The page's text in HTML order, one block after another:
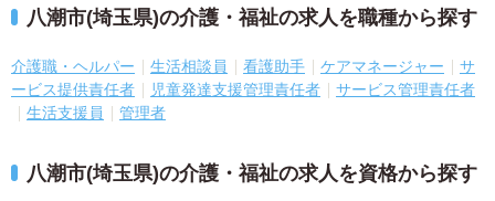
八潮市(埼玉県)の介護・福祉の求人を職種から探す
介護職・ヘルパー 生活相談員 看護助手 ケアマネージャー
サ
ービス提供責任者
児童発達支援管理責任者
サービス管理責任者
生活支援員
管理者
八潮市(埼玉県)の介護・福祉の求人を資格から探す